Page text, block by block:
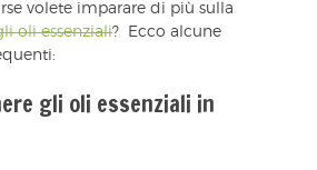
volete imparare di più sulla
oli essenziali? Ecco alcune
gli oli essenziali in